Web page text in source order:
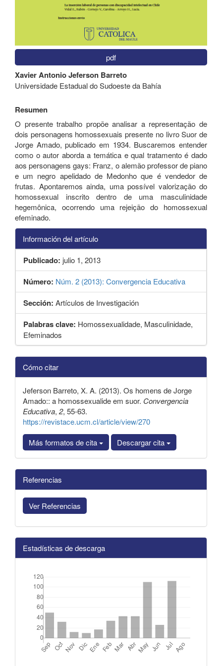
pdf
Contenido
principal
del
Xavier Antonio Jeferson Barreto
Universidade Estadual do Sudoeste da Bahía
Resumen
O presente trabalho propõe analisar a representação de
dois personagens homossexuais presente no livro Suor de
Jorge Amado, publicado em 1934. Buscaremos entender
como o autor aborda a temática e qual tratamento é dado
aos personagens gays: Franz, o alemão professor de piano
e um negro apelidado de Medonho que é vendedor de
frutas. Apontaremos ainda, uma possível valorização do
homossexual inscrito dentro de uma masculinidade
hegemônica, ocorrendo uma rejeição do homossexual
efeminado.
Información del artículo
Publicado: julio 1, 2013
Número: Núm. 2 (2013): Convergencia Educativa
Sección: Artículos de Investigación
Palabras clave: Homossexualidade, Masculinidade,
Efeminados
Detalles
del
artículo
Cómo citar
Jeferson Barreto, X. A. (2013). Os homens de Jorge
Amado:: a homossexualide em suor. Convergencia
Educativa, 2, 55-63.
https://revistace.ucm.cl/article/view/270
Más formatos de cita
Descargar cita
Referencias
Ver Referencias
Estadísticas de descarga